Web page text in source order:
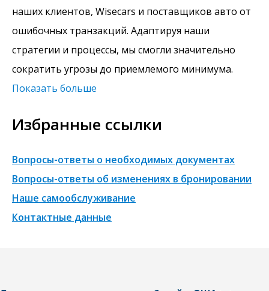
наших клиентов, Wisecars и поставщиков авто от
ошибочных транзакций. Адаптируя наши
стратегии и процессы, мы смогли значительно
сократить угрозы до приемлемого минимума.
Показать больше
Избранные ссылки
Вопросы-ответы о необходимых документах
Вопросы-ответы об изменениях в бронировании
Наше самообслуживание
Контактные данные